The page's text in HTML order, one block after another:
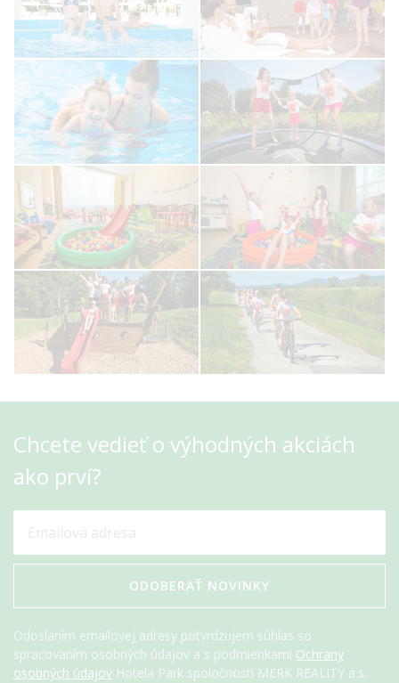
Chcete vedieť o výhodných akciách
ako prví?
ODOBERAŤ NOVINKY
Odoslaním emailovej adresy potvrdzujem súhlas so
spracovaním osobných údajov a s podmienkami Ochrany
osobných údajov Hotela Park spoločnosti MERK REALITY a.s.